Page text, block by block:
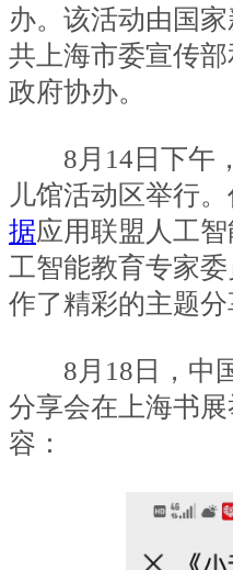
办。该活动由国
共上海市委宣传
政府协办。
8月14日下午，
儿馆活动区举行
据应用联盟人工
工智能教育专家
作了精彩的主题分
8月18日，中国
分享会在上海书
容：